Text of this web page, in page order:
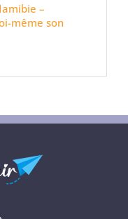
–
même son